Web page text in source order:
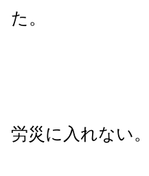
た。
労災に入れない。